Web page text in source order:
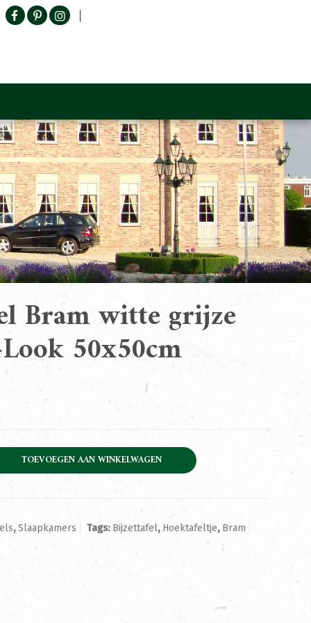
Bram witte grijze
50x50cm
grijze Vintage-Look 50x50cm aantal
TOEVOEGEN AAN WINKELWAGEN
,Slaapkamers Tags: Bijzettafel, Hoektafeltje, Bram